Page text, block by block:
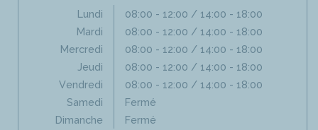
Lundi
08:00 - 12:00 / 14:00 - 18:00
Mardi
08:00 - 12:00 / 14:00 - 18:00
Mercredi
08:00 - 12:00 / 14:00 - 18:00
Jeudi
08:00 - 12:00 / 14:00 - 18:00
Vendredi
08:00 - 12:00 / 14:00 - 18:00
Samedi
Fermé
Dimanche
Fermé